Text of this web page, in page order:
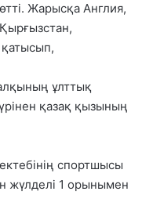
Жарысқа Англия,
ұлттық
қазақ қызының
спортшысы
жүлделі 1 орынымен